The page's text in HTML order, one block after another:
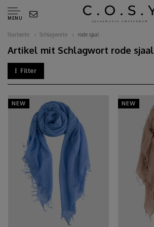
MENU
Startseite Schlagworte rode sjaal
Artikel mit Schlagwort rode sjaal
Filter
NEW NEW